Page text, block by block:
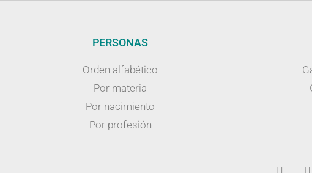
PERSONAS
Orden alfabético
Por materia
Por nacimiento
Por profesión